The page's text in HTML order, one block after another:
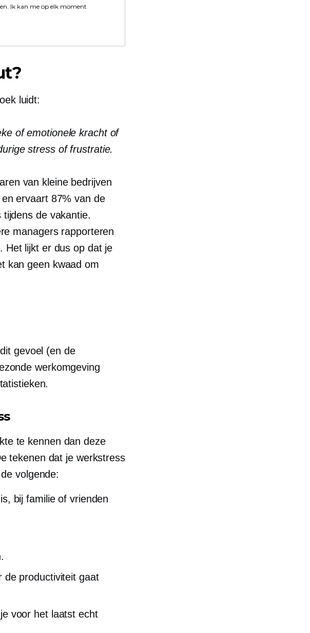
Ik kan me op elk moment
luidt:
of emotionele kracht of
stress of frustratie.
van kleine bedrijven
ervaart 87% van de
de vakantie.
managers rapporteren
Het lijkt er dus op dat je
kan geen kwaad om
gevoel (en de
werkomgeving
te kennen dan deze
tekenen dat je werkstress
volgende:
bij familie of vrienden
de productiviteit gaat
voor het laatst echt